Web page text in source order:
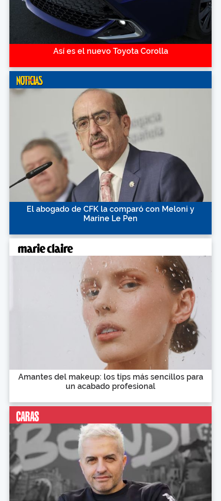
Así es el nuevo Toyota Corolla
El abogado de CFK la comparó con Meloni y
Marine Le Pen
Amantes del makeup: los tips más sencillos para
un acabado profesional